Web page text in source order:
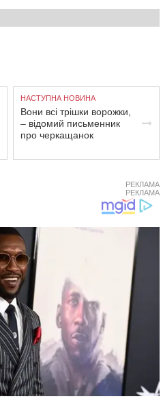
НАСТУПНА НОВИНА
Вони всі трішки ворожки,
– відомий письменник
про черкащанок
РЕКЛАМА
РЕКЛАМА